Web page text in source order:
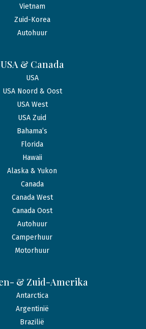
Vietnam
Zuid-Korea
Autohuur
USA & Canada
USA
USA Noord & Oost
USA West
USA Zuid
Bahama’s
Florida
Hawaii
Alaska & Yukon
Canada
Canada West
Canada Oost
Autohuur
Camperhuur
Motorhuur
& Zuid-Amerika
Antarctica
Argentinië
Brazilië